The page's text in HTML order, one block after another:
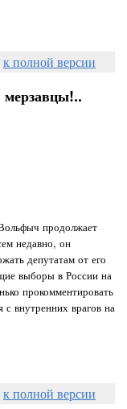
к полной версии
продолжает
недавно, он
депутатам от его
выборы в России на
прокомментировать
внутренних врагов на
к полной версии